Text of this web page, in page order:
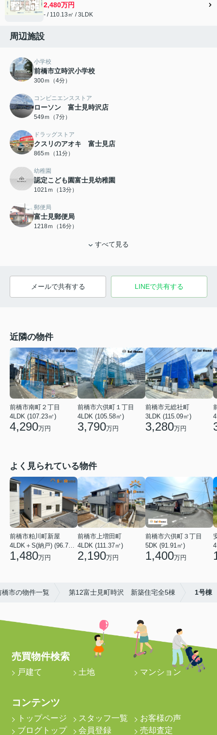
2,480万円
- / 110.13㎡ / 3LDK
周辺施設
小学校
前橋市立時沢小学校
300ｍ（4分）
コンビニエンスストア
ローソン 富士見時沢店
549ｍ（7分）
ドラッグストア
クスリのアオキ 富士見店
865ｍ（11分）
幼稚園
認定こども園富士見幼稚園
1021ｍ（13分）
郵便局
富士見郵便局
1218ｍ（16分）
すべて見る
メールで共有する LINEで共有する
近隣の物件
前橋市南町２丁目
4LDK (107.23㎡)
4,290万円
前橋市六供町１丁目
4LDK (105.58㎡)
3,790万円
前橋市元総社町
3LDK (115.09㎡)
3,280万円
よく見られている物件
前橋市粕川町新屋
4LDK＋S(納戸) (96.78㎡)
1,480万円
前橋市上増田町
4LDK (111.37㎡)
2,190万円
前橋市六供町３丁目
5DK (91.91㎡)
1,400万円
橋市の物件一覧 第12富士見町時沢 新築住宅全5棟 1号棟
売買物件検索
戸建て 土地 マンション
コンテンツ
トップページ スタッフ一覧
お客様の声
ブログトップ
会員登録 売却査定